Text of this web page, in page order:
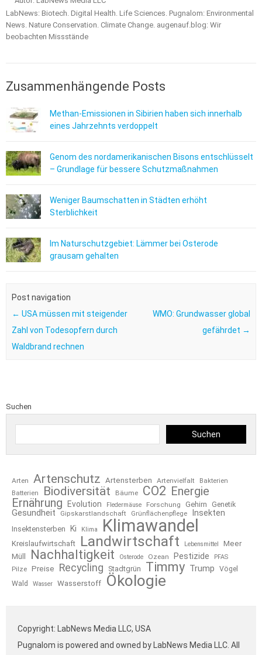
LabNews: Biotech. Digital Health. Life Sciences. Pugnalom: Environmental
News. Nature Conservation. Climate Change. augenauf.blog: Wir
beobachten Missstände
Zusammenhängende Posts
Methan-Emissionen in Sibirien haben sich innerhalb
eines Jahrzehnts verdoppelt
Genom des nordamerikanischen Bisons entschlüsselt
– Grundlage für bessere Schutzmaßnahmen
Weniger Baumschatten in Städten erhöht
Sterblichkeit
Im Naturschutzgebiet: Lämmer bei Osterode
grausam gehalten
Post navigation
← USA müssen mit steigender
Zahl von Todesopfern durch
Waldbrand rechnen
WMO: Grundwasser global
gefährdet →
Suchen
Suchen
Arten Artenschutz Artensterben Artenvielfalt
Bakterien
Batterien
Biodiversität Bäume CO2 Energie
Ernährung
Evolution Fledermäuse Forschung Gehirn Genetik
Gesundheit Gipskarstlandschaft Grünflächenpflege Insekten
Insektensterben Ki Klima Klimawandel
Kreislaufwirtschaft Landwirtschaft Lebensmittel
Meer
Müll
Nachhaltigkeit Osterode Ozean Pestizide PFAS
Pilze Preise Recycling Stadtgrün Timmy Trump
Vögel
Wald
Wasser Wasserstoff Ökologie
Copyright: LabNews Media LLC, USA
Pugnalom is powered and owned by LabNews Media LLC. All